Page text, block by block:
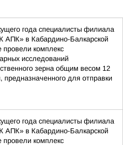
года специалисты филиала
в Кабардино-Балкарской
провели комплекс
исследований
зерна общим весом 12
предназначенного для отправки
года специалисты филиала
в Кабардино-Балкарской
провели комплекс